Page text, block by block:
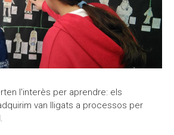
l'interès per aprendre: els
van lligats a processos per